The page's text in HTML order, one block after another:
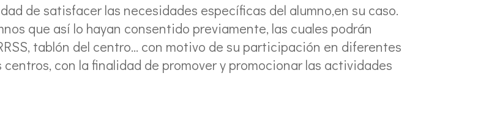
de satisfacer las necesidades específicas del alumno,en su caso.
que así lo hayan consentido previamente, las cuales podrán
tablón del centro... con motivo de su participación en diferentes
con la finalidad de promover y promocionar las actividades